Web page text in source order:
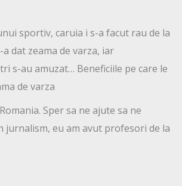
sportiv, caruia i s-a facut rau de la
dat zeama de varza, iar
s-au amuzat… Beneficiile pe care le
de varza
Sper sa ne ajute sa ne
jurnalism, eu am avut profesori de la